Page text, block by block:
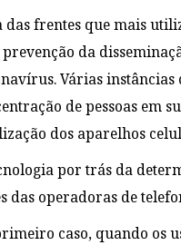
das frentes que mais
prevenção da
Várias
de pessoas em
dos aparelhos
por trás da
das operadoras de
caso, quando os